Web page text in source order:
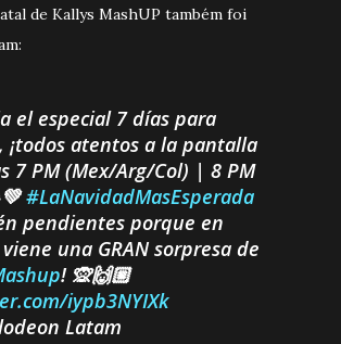
de Kallys MashUP também foi
el especial 7 días para
¡todos atentos a la pantalla
7 PM (Mex/Arg/Col) | 8 PM
#LaNavidadMasEsperada
pendientes porque en
una GRAN sorpresa de
! 🙊🙌🏼
iypb3NYIXk
Latam